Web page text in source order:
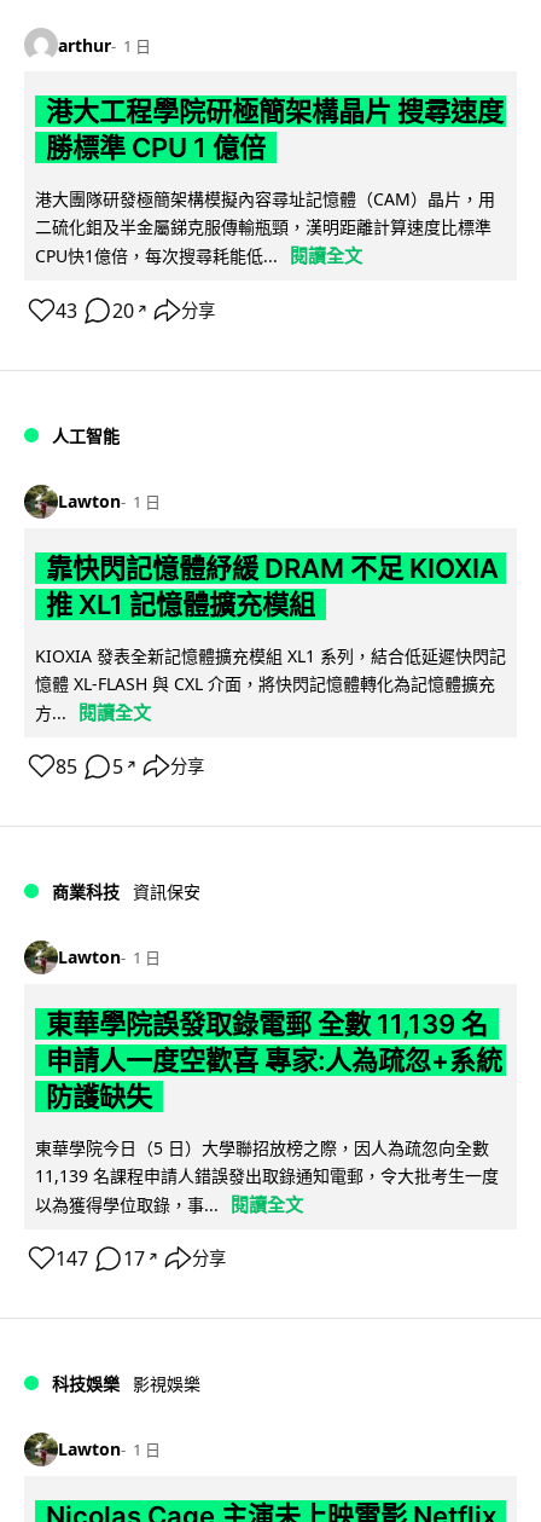
arthur 1 日
港大工程學院研極簡架構晶片 搜尋速度
勝標準 CPU 1 億倍
港大團隊研發極簡架構模擬內容尋址記憶體（CAM）晶片，用
二硫化鉬及半金屬銻克服傳輸瓶頸，漢明距離計算速度比標準
CPU快1億倍，每次搜尋耗能低...
閱讀全文
43 20 ↗ 分享
人工智能
Lawton 1 日
靠快閃記憶體紓緩 DRAM 不足 KIOXIA
推 XL1 記憶體擴充模組
KIOXIA 發表全新記憶體擴充模組 XL1 系列，結合低延遲快閃記
憶體 XL-FLASH 與 CXL 介面，將快閃記憶體轉化為記憶體擴充
方...
閱讀全文
85 5 ↗ 分享
商業科技 資訊保安
Lawton 1 日
東華學院誤發取錄電郵 全數 11,139 名
申請人一度空歡喜 專家:人為疏忽+系統
防護缺失
東華學院今日（5 日）大學聯招放榜之際，因人為疏忽向全數
11,139 名課程申請人錯誤發出取錄通知電郵，令大批考生一度
以為獲得學位取錄，事...
閱讀全文
147 17 ↗ 分享
科技娛樂 影視娛樂
Lawton 1 日
Nicolas Cage 主演未上映電影 Netflix